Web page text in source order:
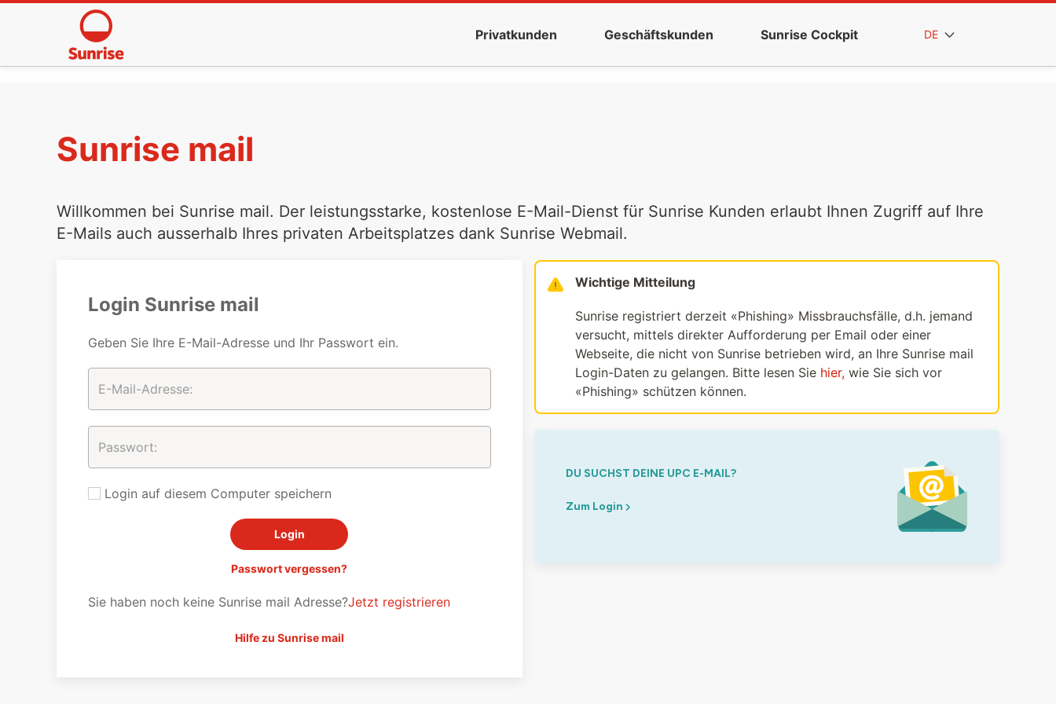
Privatkunden Geschäftskunden Sunrise Cockpit DE
Sunrise mail
Willkommen bei Sunrise mail. Der leistungsstarke, kostenlose E-Mail-Dienst für Sunrise Kunden erlaubt Ihnen Zugriff auf Ihre
E-Mails auch ausserhalb Ihres privaten Arbeitsplatzes dank Sunrise Webmail.
Login Sunrise mail
Geben Sie Ihre E-Mail-Adresse und Ihr Passwort ein.
Login auf diesem Computer speichern
Passwort vergessen?
Sie haben noch keine Sunrise mail Adresse?Jetzt registrieren
Hilfe zu Sunrise mail
Wichtige Mitteilung
Sunrise registriert derzeit «Phishing» Missbrauchsfälle, d.h. jemand
versucht, mittels direkter Aufforderung per Email oder einer
Webseite, die nicht von Sunrise betrieben wird, an Ihre Sunrise mail
Login-Daten zu gelangen. Bitte lesen Sie hier,wie Sie sich vor
«Phishing» schützen können.
DU SUCHST DEINE UPC E-MAIL?
Zum Login